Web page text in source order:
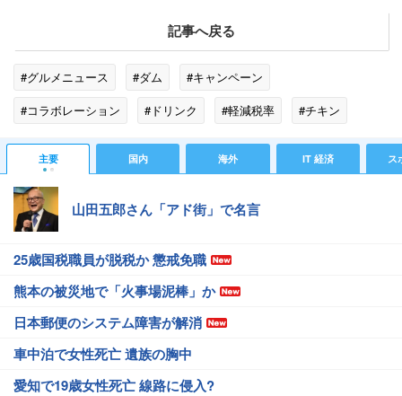
記事へ戻る
#グルメニュース #ダム
#キャンペーン
#コラボレーション
#ドリンク #軽減税率
#チキン
#スシロー
#マグロ #インド #激怒
主要 国内 海外 IT 経済 ス
山田五郎さん「アド街」で名言
25歳国税職員が脱税か 懲戒免職
熊本の被災地で「火事場泥棒」か
日本郵便のシステム障害が解消
車中泊で女性死亡 遺族の胸中
愛知で19歳女性死亡 線路に侵入?